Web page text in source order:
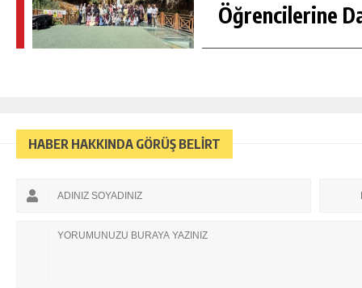
Öğrencilerine
HABER HAKKINDA GÖRÜŞ BELİRT